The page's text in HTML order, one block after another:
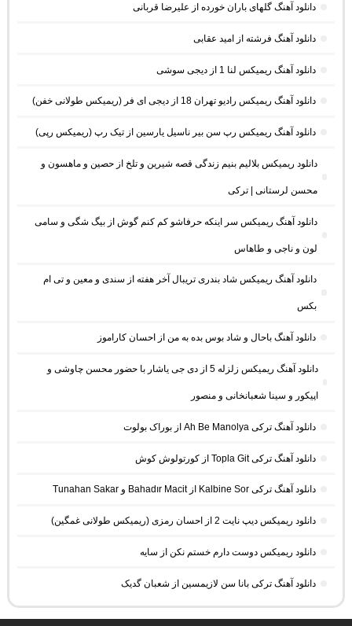
دانلود آهنگ گلهای باران خورده از علیرضا قربانی
دانلود آهنگ فرشته از امید عقابی
دانلود آهنگ ریمیکس لنا 1 از دیجی سوشی
دانلود آهنگ ریمیکس رادیو تهران 18 از دیجی ای فر (ریمیکس طولانی خفن)
دانلود آهنگ ریمیکس رپ سن بیر ناسیل یارسین از تیک رپ (ریمیکس رپی)
دانلود ریمیکس بلالیم بنیم زندگی قصه شیرین و تلخ از حصین و ماهسون و
محسن لرستانی | ترکی
دانلود آهنگ ریمیکس سر اینکه حرفاشو کم کنم گوش از بیگ شگی و سامی
لون و ناجی و طاهاس
دانلود آهنگ ریمیکس شاد بندری تریبال آخر هفته از سندی و معین و تی ام
بکس
دانلود آهنگ باحال و شاد بوس بده به من از احسان کاراموز
دانلود آهنگ ریمیکس زلزله 5 از دی جی یاشار با حضور محسن چاوشی و
اپیکور و سینا شعبانخانی و منصور
دانلود آهنگ ترکی Ah Be Manolya از بوراک بولوت
دانلود آهنگ ترکی Topla Git از کورتولوش کوش
دانلود آهنگ ترکی Kalbine Sor از Bahadır Macit و Tunahan Sakar
دانلود ریمیکس دیپ نایت 2 از احسان رمزی (ریمیکس طولانی غمگین)
دانلود ریمیکس دوست دارم خستم نکن از سایه
دانلود آهنگ ترکی بانا سن لازیمسین از شعبان گدیک